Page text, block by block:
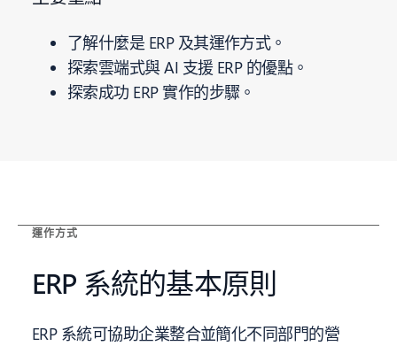
了解什麼是 ERP 及其運作方式。
探索雲端式與 AI 支援 ERP 的優點。
探索成功 ERP 實作的步驟。
運作方式
ERP 系統的基本原則
ERP 系統可協助企業整合並簡化不同部門的營